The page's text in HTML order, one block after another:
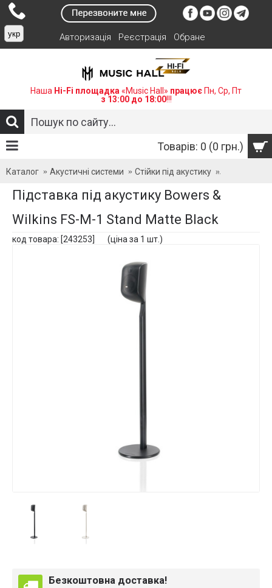
Авторизація Реєстрація Обране
укр
Наша Hi-Fi площадка «Music Hall» працює Пн, Ср, Пт
з 13:00 до 18:00!!!
Товарів: 0 (0 грн.)
Каталог Акустичні системи Стійки під акустику
Підставка пiд акустику Bowers &
Wilkins FS-M-1 Stand Matte Black
код товара: [243253] (ціна за 1 шт.)
Безкоштовна доставка!